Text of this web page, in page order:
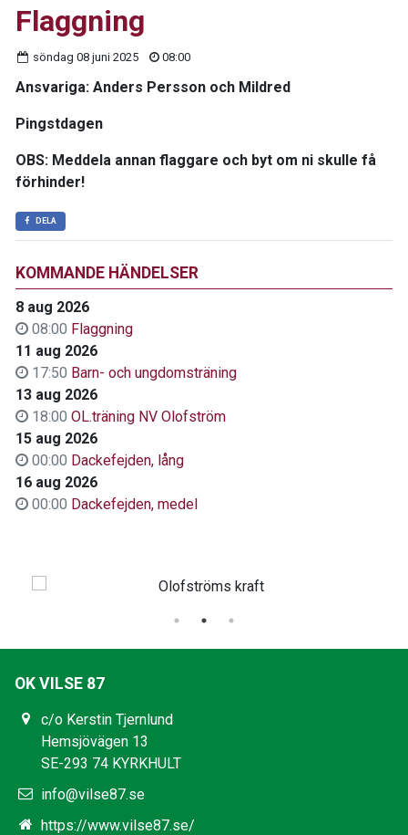
KOMMANDE HÄNDELSER
8 aug 2026
08:00 Flaggning
11 aug 2026
17:50 Barn- och ungdomsträning
13 aug 2026
18:00 OL.träning NV Olofström
15 aug 2026
00:00 Dackefejden, lång
16 aug 2026
00:00 Dackefejden, medel
Flaggning
söndag 08 juni 2025 08:00
Ansvariga: Anders Persson och Mildred
Pingstdagen
OBS: Meddela annan flaggare och byt om ni skulle få
förhinder!
DELA
OK VILSE 87
c/o Kerstin Tjernlund
Hemsjövägen 13
SE-293 74 KYRKHULT
info@vilse87.se
https://www.vilse87.se/